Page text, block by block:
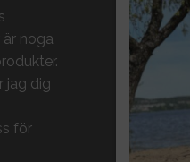
noga
jag dig
för